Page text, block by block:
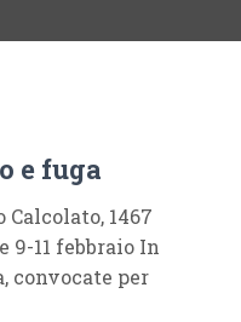
e fuga
1467
11 febbraio In
convocate per